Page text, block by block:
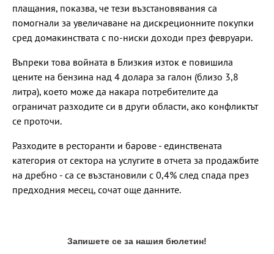
плащания, показва, че тези възстановявания са
помогнали за увеличаване на дискреционните покупки
сред домакинствата с по-ниски доходи през февруари.
Въпреки това войната в Близкия изток е повишила
цените на бензина над 4 долара за галон (близо 3,8
литра), което може да накара потребителите да
ограничат разходите си в други области, ако конфликтът
се проточи.
Разходите в ресторанти и барове - единствената
категория от сектора на услугите в отчета за продажбите
на дребно - са се възстановили с 0,4% след спада през
предходния месец, сочат още данните.